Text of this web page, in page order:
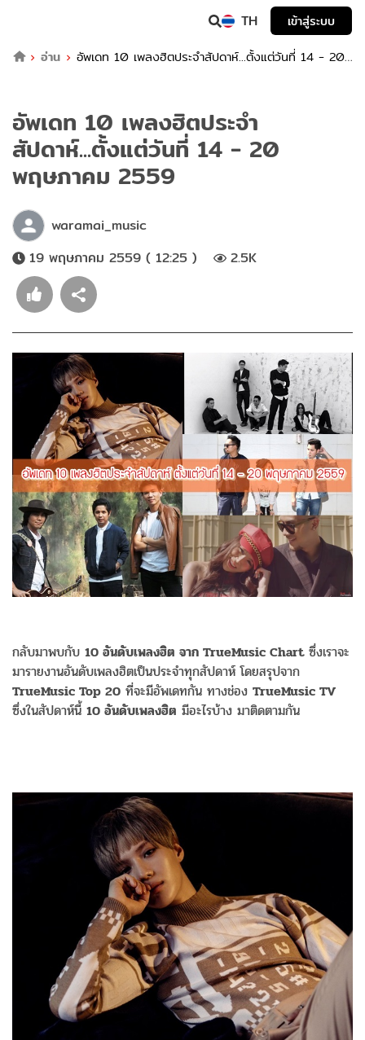
TH
เข้าสู่ระบบ
อ่าน
อัพเดท 10 เพลงฮิตประจำสัปดาห์...ตั้งแต่วันที่ 14 - 20
อัพเดท 10 เพลงฮิตประจำ
สัปดาห์...ตั้งแต่วันที่ 14 - 20
พฤษภาคม 2559
waramai_music
19 พฤษภาคม 2559 ( 12:25 )
2.5K
กลับมาพบกับ 10 อันดับเพลงฮิต จาก TrueMusic Chartซึ่งเราจะ
มารายงานอันดับเพลงฮิตเป็นประจำทุกสัปดาห์ โดยสรุปจาก
TrueMusic Top 20 ที่จะมีอัพเดทกัน ทางช่อง TrueMusic TV
ซึ่งในสัปดาห์นี้ 10 อันดับเพลงฮิต มีอะไรบ้าง มาติดตามกัน